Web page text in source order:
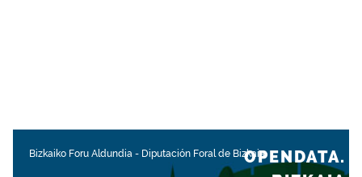
Bizkaiko Foru Aldundia - Diputación Foral de BizkaiaOPENDATA.